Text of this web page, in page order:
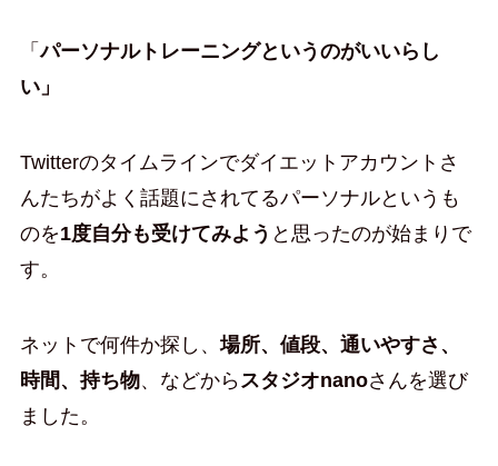
「パーソナルトレーニングというのがいいらし
い」
Twitterのタイムラインでダイエットアカウントさ
んたちがよく話題にされてるパーソナルというも
のを1度自分も受けてみよう と思ったのが始まりで
す。
ネットで何件か探し、場所、値段、通いやすさ、
時間、持ち物、などから スタジオnanoさんを選び
ました。